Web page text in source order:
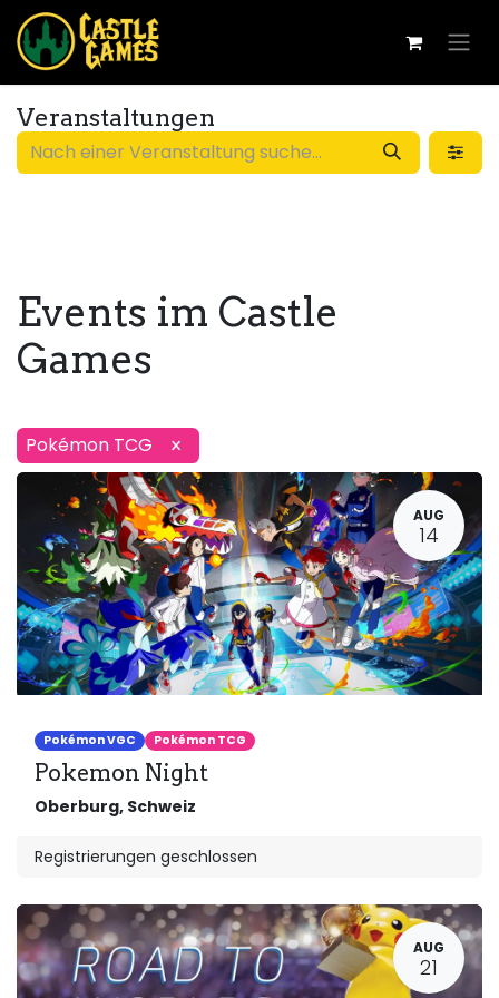
Veranstaltungen
Events im Castle
Games
Pokémon TCG ×
AUG
14
Pokémon VGC Pokémon TCG
Pokemon Night
Oberburg, Schweiz
Registrierungen geschlossen
AUG
21